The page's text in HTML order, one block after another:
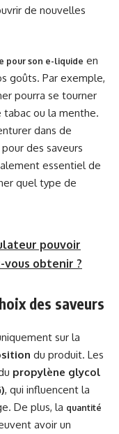
de nouvelles
pour son e-liquide en
goûts. Par exemple,
pourra se tourner
tabac ou la menthe.
dans de
des saveurs
essentiel de
quel type de
pouvoir
vous obtenir ?
des saveurs
sur la
du produit. Les
propylène glycol
, qui influencent la
De plus, la quantité
avoir un